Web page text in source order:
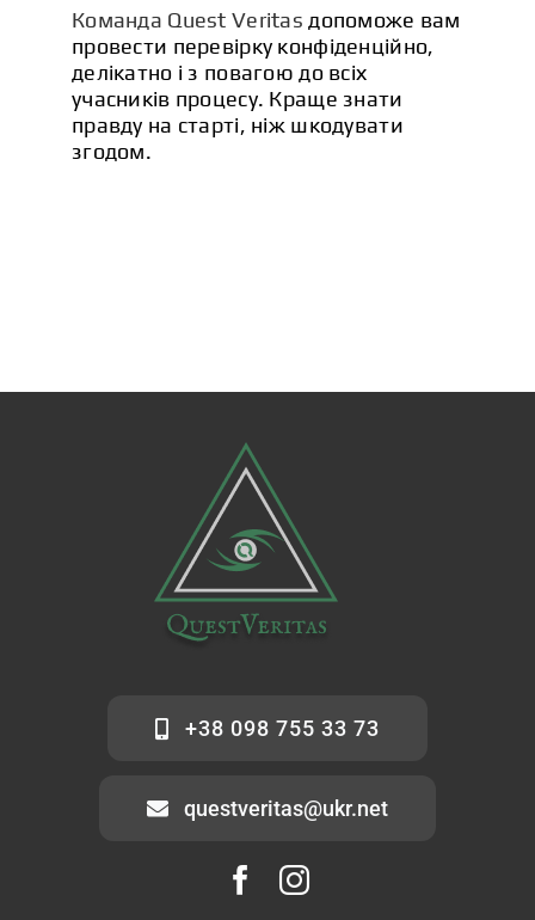
Команда Quest Veritas допоможе вам
провести перевірку конфіденційно,
делікатно і з повагою до всіх
учасників процесу. Краще знати
правду на старті, ніж шкодувати
згодом.
+38 098 755 33 73
questveritas@ukr.net